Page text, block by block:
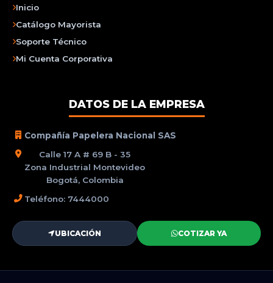
Inicio
Catálogo Mayorista
Soporte Técnico
Mi Cuenta Corporativa
DATOS DE LA EMPRESA
Compañía Papelera Nacional SAS
Calle 17 A # 69 B - 35
Zona Industrial Montevideo
Bogotá, Colombia
Teléfono: 7444000
UBICACIÓN COTIZAR YA